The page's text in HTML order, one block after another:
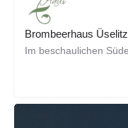
Brombeerhaus Üselitz